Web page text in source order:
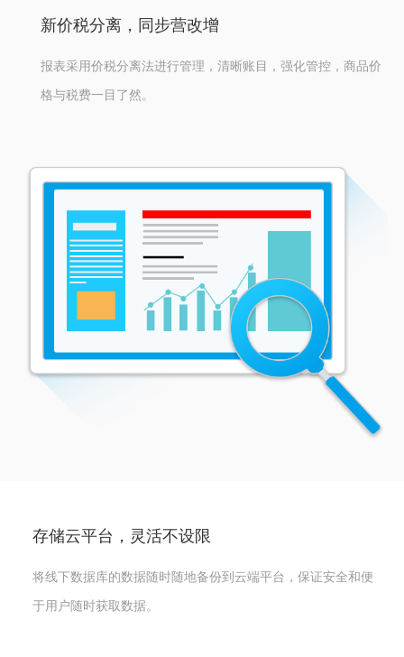
新价税分离，同步营改增
报表采用价税分离法进行管理，清晰账目，强化管控，商品价
格与税费一目了然。
存储云平台，灵活不设限
将线下数据库的数据随时随地备份到云端平台，保证安全和便
于用户随时获取数据。